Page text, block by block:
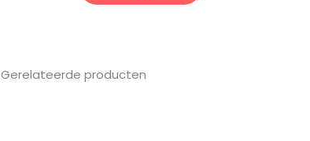
Gerelateerde producten